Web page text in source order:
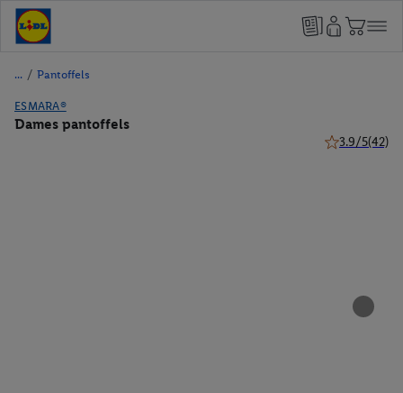
/ Pantoffels
ESMARA®
Dames pantoffels
3.9/5(42)